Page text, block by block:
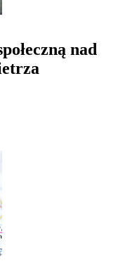
nad